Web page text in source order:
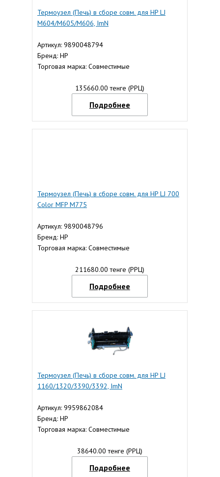
Термоузел (Печь) в сборе совм. для HP LJ
M604/M605/M606, ImN
Артикул: 9890048794
Бренд: HP
Торговая марка: Совместимые
135660.00 тенге (РРЦ)
Подробнее
Термоузел (Печь) в сборе совм. для HP LJ 700
Color MFP M775
Артикул: 9890048796
Бренд: HP
Торговая марка: Совместимые
211680.00 тенге (РРЦ)
Подробнее
Термоузел (Печь) в сборе совм. для HP LJ
1160/1320/3390/3392, ImN
Артикул: 9959862084
Бренд: HP
Торговая марка: Совместимые
38640.00 тенге (РРЦ)
Подробнее